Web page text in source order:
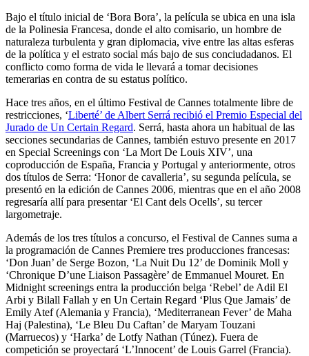
Bajo el título inicial de ‘Bora Bora’, la película se ubica en una isla
de la Polinesia Francesa, donde el alto comisario, un hombre de
naturaleza turbulenta y gran diplomacia, vive entre las altas esferas
de la política y el estrato social más bajo de sus conciudadanos. El
conflicto como forma de vida le llevará a tomar decisiones
temerarias en contra de su estatus político.
Hace tres años, en el último Festival de Cannes totalmente libre de
restricciones, ‘Liberté’ de Albert Serrá recibió el Premio Especial del
Jurado de Un Certain Regard. Serrá, hasta ahora un habitual de las
secciones secundarias de Cannes, también estuvo presente en 2017
en Special Screenings con ‘La Mort De Louis XIV’, una
coproducción de España, Francia y Portugal y anteriormente, otros
dos títulos de Serra: ‘Honor de cavalleria’, su segunda película, se
presentó en la edición de Cannes 2006, mientras que en el año 2008
regresaría allí para presentar ‘El Cant dels Ocells’, su tercer
largometraje.
Además de los tres títulos a concurso, el Festival de Cannes suma a
la programación de Cannes Premiere tres producciones francesas:
‘Don Juan’ de Serge Bozon, ‘La Nuit Du 12’ de Dominik Moll y
‘Chronique D’une Liaison Passagère’ de Emmanuel Mouret. En
Midnight screenings entra la producción belga ‘Rebel’ de Adil El
Arbi y Bilall Fallah y en Un Certain Regard ‘Plus Que Jamais’ de
Emily Atef (Alemania y Francia), ‘Mediterranean Fever’ de Maha
Haj (Palestina), ‘Le Bleu Du Caftan’ de Maryam Touzani
(Marruecos) y ‘Harka’ de Lotfy Nathan (Túnez). Fuera de
competición se proyectará ‘L’Innocent’ de Louis Garrel (Francia).